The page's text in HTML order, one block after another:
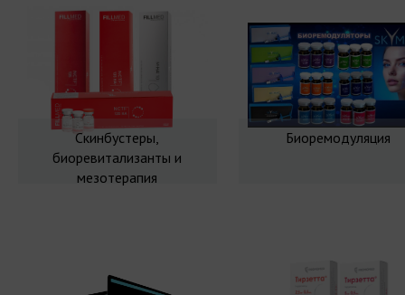
Скинбустеры,
биоревитализанты и
мезотерапия
Биоремодуляция